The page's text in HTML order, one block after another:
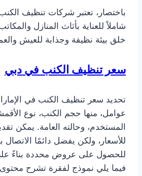
باختصار، تعتبر شركات تنظيف
شاملاً للعناية بأثاث المنازل
خلق بيئة نظيفة وجذابة للعيش
سعر تنظيف الكنب في دبي
تحديد سعر تنظيف الكنب في
عوامل، منها حجم الكنب، نوع
المستخدم، وحالته العامة. يمكن
للأسعار، ولكن يفضل دائمًا الاتصال
للحصول على عروض محددة بناءً
فيما يلي نموذج لفقرة تشرح